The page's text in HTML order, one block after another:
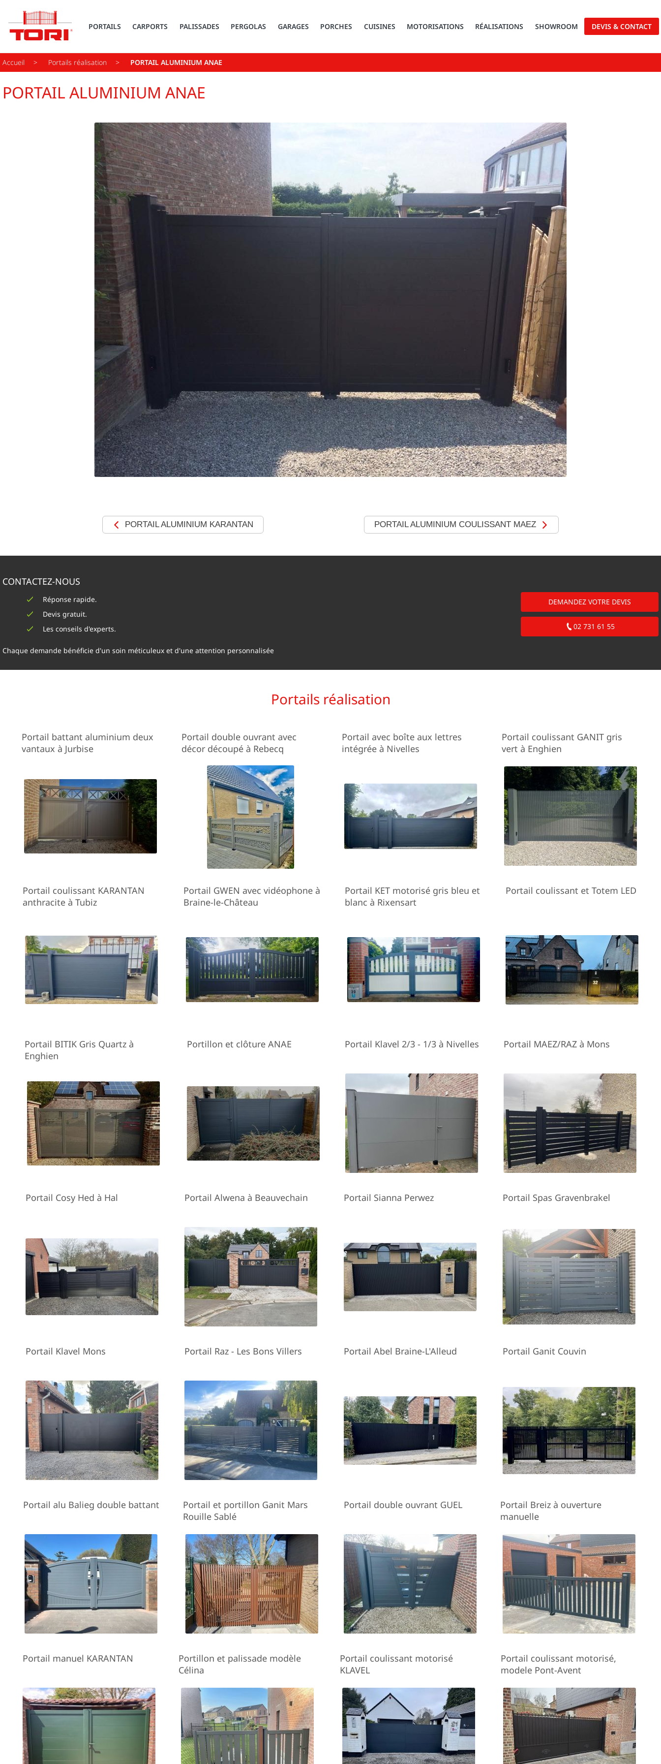
PORTAILS CARPORTS PALISSADES PERGOLAS GARAGES PORCHES CUISINES MOTORISATIONS RÉALISATIONS SHOWROOM DEVIS & CONTACT
Accueil Portails réalisation PORTAIL ALUMINIUM ANAE
PORTAIL ALUMINIUM ANAE
PORTAIL ALUMINIUM KARANTAN PORTAIL ALUMINIUM COULISSANT MAEZ
CONTACTEZ-NOUS
DEMANDEZ VOTRE DEVIS
02 731 61 55
Réponse rapide.
Devis gratuit.
Les conseils d'experts.
Chaque demande bénéficie d'un soin méticuleux et d'une attention personnalisée
Portails réalisation
Portail battant aluminium deux
vantaux à Jurbise
Portail double ouvrant avec
décor découpé à Rebecq
Portail avec boîte aux lettres
intégrée à Nivelles
Portail coulissant GANIT gris
vert à Enghien
Portail coulissant KARANTAN
anthracite à Tubiz
Portail GWEN avec vidéophone à
Braine-le-Château
Portail KET motorisé gris bleu et
blanc à Rixensart
Portail coulissant et Totem LED
Portail BITIK Gris Quartz à
Enghien
Portillon et clôture ANAE Portail Klavel 2/3 - 1/3 à Nivelles Portail MAEZ/RAZ à Mons
Portail Cosy Hed à Hal Portail Alwena à Beauvechain Portail Sianna Perwez Portail Spas Gravenbrakel
Portail Klavel Mons Portail Raz - Les Bons Villers Portail Abel Braine-L'Alleud Portail Ganit Couvin
Portail alu Balieg double battant
Portail et portillon Ganit Mars
Rouille Sablé
Portail double ouvrant GUEL
Portail Breiz à ouverture
manuelle
Portail manuel KARANTAN
Portillon et palissade modèle
Célina
Portail coulissant motorisé
KLAVEL
Portail coulissant motorisé,
modele Pont-Avent